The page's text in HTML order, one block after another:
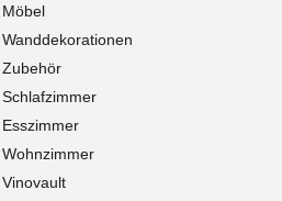
Möbel
Wanddekorationen
Zubehör
Schlafzimmer
Esszimmer
Wohnzimmer
Vinovault